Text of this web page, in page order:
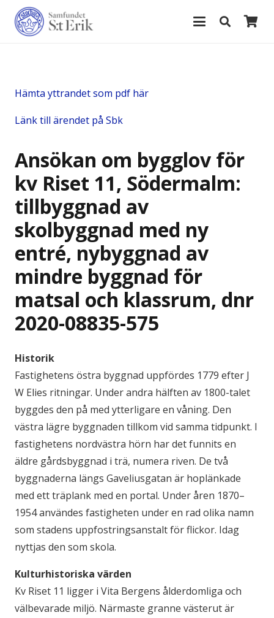
Hämta yttrandet som pdf här
Länk till ärendet på Sbk
Ansökan om bygglov för
kv Riset 11, Södermalm:
tillbyggnad av
skolbyggnad med ny
entré, nybyggnad av
mindre byggnad för
matsal och klassrum, dnr
2020-08835-575
Historik
Fastighetens östra byggnad uppfördes 1779 efter J
W Elies ritningar. Under andra hälften av 1800-talet
byggdes den på med ytterligare en våning. Den
västra lägre byggnaden tillkom vid samma tidpunkt. I
fastighetens nordvästra hörn har det funnits en
äldre gårdsbyggnad i trä, numera riven. De två
byggnaderna längs Gaveliusgatan är hoplänkade
med ett träplank med en portal. Under åren 1870–
1954 användes fastigheten under en rad olika namn
som stadens uppfostrings­anstalt för flickor. Idag
nyttjas den som skola.
Kulturhistoriska värden
Kv Riset 11 ligger i Vita Bergens ålderdomliga och
välbevarade miljö. Närmaste granne västerut är